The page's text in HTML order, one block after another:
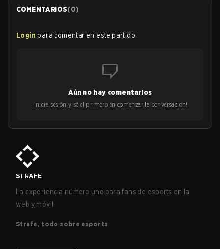
COMENTARIOS(0)
Login para comentar en este partido
Aún no hay comentarios
¡Inicia sesión y sé el primero en comenzar la conversación!
STRAFE
La experiencia número uno para fans de esports en la
web y móvil.
Strafe, todo sobre esports